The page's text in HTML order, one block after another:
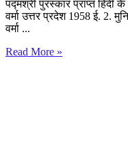
पद्मश्री पुरस्कार प्राप्त
वर्मा उत्तर प्रदेश 1958 ई. 2.
वर्मा ...
Read More »